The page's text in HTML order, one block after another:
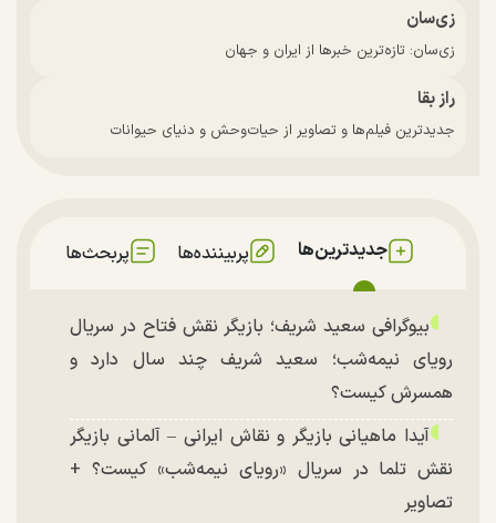
زی‌سان
زی‌سان: تازه‌ترین خبرها از ایران و جهان
راز بقا
جدیدترین فیلم‌ها و تصاویر از حیات‌وحش و دنیای حیوانات
جدیدترین‌ها پربیننده‌ها پربحث‌ها
بیوگرافی سعید شریف؛ بازیگر نقش فتاح در سریال
رویای نیمه‌شب؛ سعید شریف چند سال دارد و
همسرش کیست؟
آیدا ماهیانی بازیگر و نقاش ایرانی – آلمانی بازیگر
نقش تلما در سریال «رویای نیمه‌شب» کیست؟ +
تصاویر